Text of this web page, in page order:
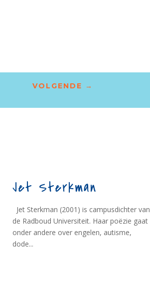
VOLGENDE →
Jet Sterkman
Jet Sterkman (2001) is campusdichter van
de Radboud Universiteit. Haar poëzie gaat
onder andere over engelen, autisme,
dode...